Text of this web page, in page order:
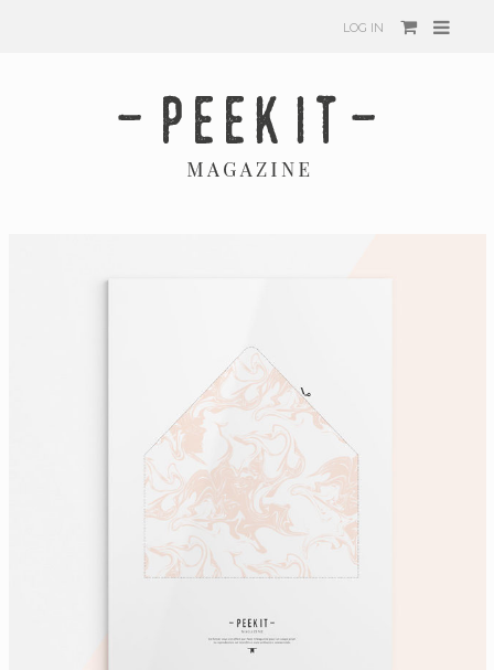
LOG IN